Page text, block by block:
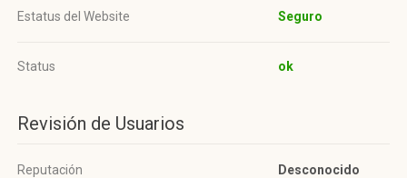
Estatus del Website Seguro
Status ok
Revisión de Usuarios
Reputación Desconocido